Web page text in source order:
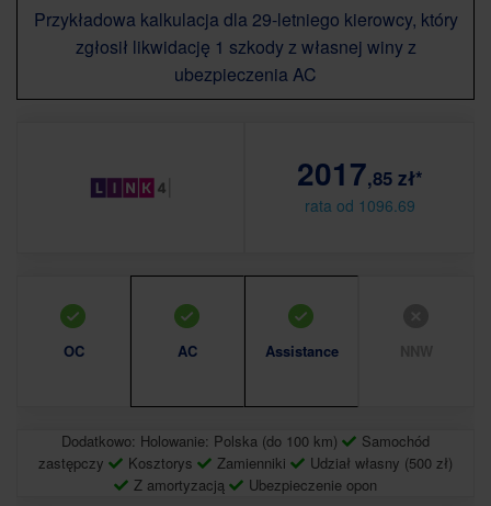
Przykładowa kalkulacja dla 29-letniego kierowcy, który
zgłosił likwidację 1 szkody z własnej winy z
ubezpieczenia AC
2017,85 zł*
rata od 1096.69
OC AC Assistance
Dodatkowo: Holowanie: Polska (do 100 km)
Samochód
zastępczy
Kosztorys Zamienniki
Udział własny (500 zł)
Z amortyzacją
Ubezpieczenie opon